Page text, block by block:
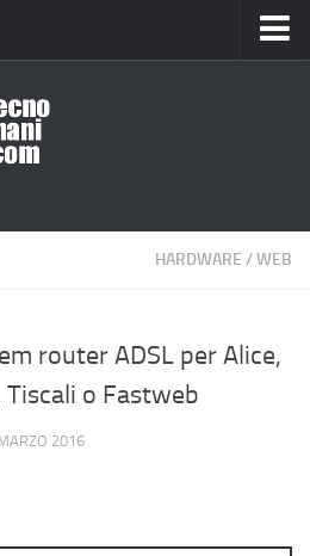
HARDWARE /WEB
router ADSL per Alice,
o Fastweb
2016